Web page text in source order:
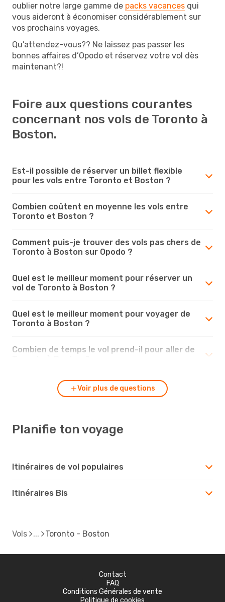
oublier notre large gamme de packs vacances qui
vous aideront à économiser considérablement sur
vos prochains voyages.
Qu’attendez-vous?? Ne laissez pas passer les
bonnes affaires d’Opodo et réservez votre vol dès
maintenant?!
Foire aux questions courantes
concernant nos vols de Toronto à
Boston.
Est-il possible de réserver un billet flexible
pour les vols entre Toronto et Boston ?
Combien coûtent en moyenne les vols entre
Toronto et Boston ?
Comment puis-je trouver des vols pas chers de
Toronto à Boston sur Opodo ?
Quel est le meilleur moment pour réserver un
vol de Toronto à Boston ?
Quel est le meilleur moment pour voyager de
Toronto à Boston ?
Combien de temps le vol prend-il pour aller de
Voir plus de questions
Planifie ton voyage
Itinéraires de vol populaires
Itinéraires Bis
Vols Toronto - Boston
Contact
FAQ
Conditions Générales de vente
Politique de cookies